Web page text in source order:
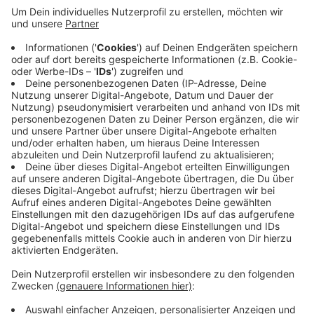
Stadt selbst hingegen seien nur 400 Stellen
wissen, wie groß die Zahl tatsächlich ist, wo genau
die Arbeitsplätze gestrichen werden und vor allem,
welche Folgen das für die Menschen in Wuppertal
haben wird. Die Ratsmehrheit aus SPD und CDU
hatte das Sparpaket und die Haushaltspläne auf
Mai verschoben, um mehr Beratungszeit zu haben.
Veröffentlicht:Mittwoch, 11.03.2026 12:40
Anzeige
Anzeige